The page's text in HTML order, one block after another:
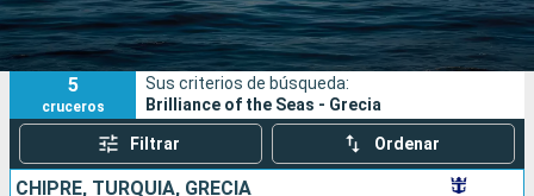
Puertos Compañías
Buscar
5
cruceros
Sus criterios de búsqueda:
Brilliance of the Seas - Grecia
Filtrar Ordenar
CHIPRE, TURQUÍA, GRECIA